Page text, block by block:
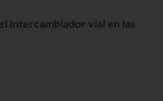
intercambiador vial en las